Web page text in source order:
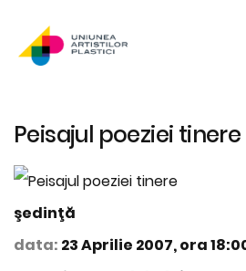
UAP Galerie
Peisajul poeziei tinere
şedinţă
data: 23 Aprilie 2007, ora